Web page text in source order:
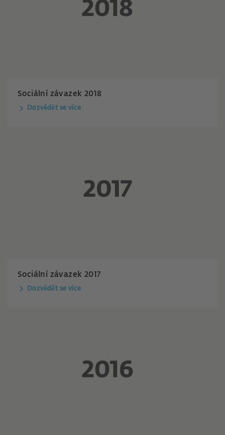
Sociální závazek 2018
Dozvědět se více
Sociální závazek 2017
Dozvědět se více